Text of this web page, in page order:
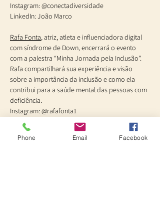
Instagram: @conectadiversidade
LinkedIn: João Marco
Rafa Fonta, atriz, atleta e influenciadora digital
com síndrome de Down, encerrará o evento
com a palestra “Minha Jornada pela Inclusão”.
Rafa compartilhará sua experiência e visão
sobre a importância da inclusão e como ela
contribui para a saúde mental das pessoas com
deficiência.
Instagram: @rafafonta1
LinkedIn: Rafa Fonta
Phone Email Facebook